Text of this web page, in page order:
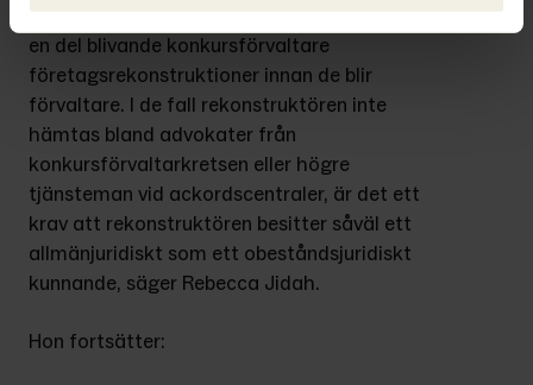
förvaltare förordas, till exempel så åtar sig
en del blivande konkursförvaltare
företagsrekonstruktioner innan de blir
förvaltare. I de fall rekonstruktören inte
hämtas bland advokater från
konkursförvaltarkretsen eller högre
tjänsteman vid ackordscentraler, är det ett
krav att rekonstruktören besitter såväl ett
allmänjuridiskt som ett obeståndsjuridiskt
kunnande, säger Rebecca Jidah.
Hon fortsätter: